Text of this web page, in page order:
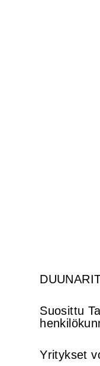
Suosittu
Yritykset